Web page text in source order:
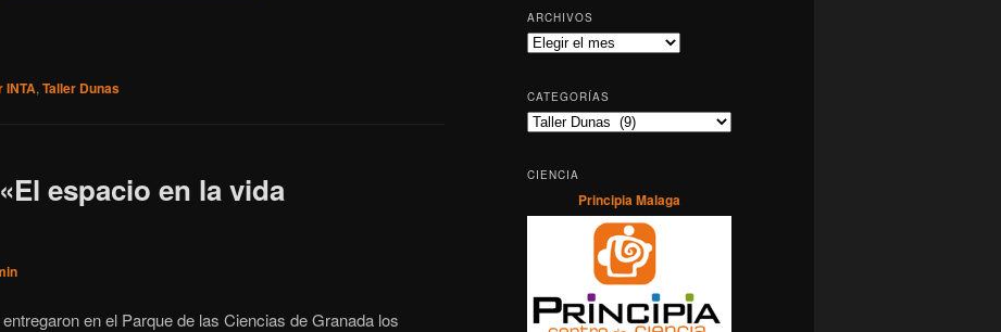
INTA, Taller Dunas
espacio en la vida
en el Parque de las Ciencias de Granada los
ARCHIVOS
Archivos
CATEGORÍAS
Categorías
CIENCIA
Principia Malaga